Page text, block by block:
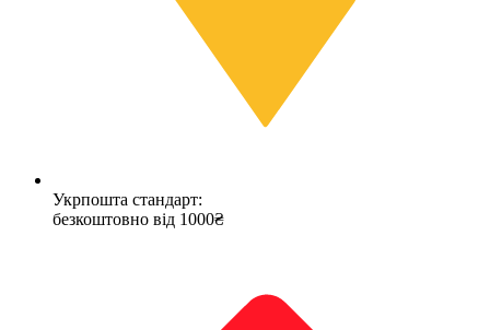
Укрпошта стандарт:
безкоштовно від 1000₴